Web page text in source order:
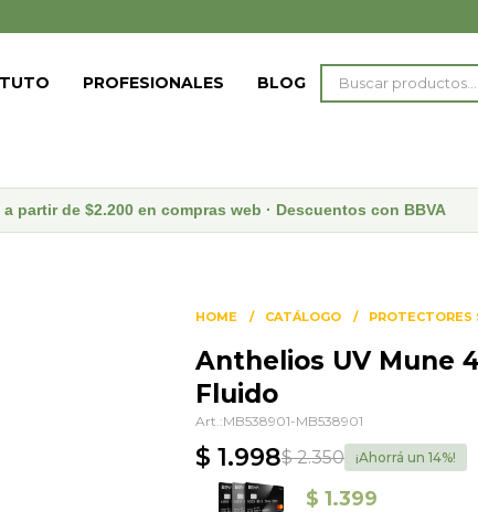
PROFESIONALES BLOG
partir de $2.200 en compras web · Descuentos con BBVA
HOME CATÁLOGO PROTECTORES
Anthelios UV Mune
Fluido
MB538901-MB538901
$ 1.998$ 2.350 14
$ 1.399